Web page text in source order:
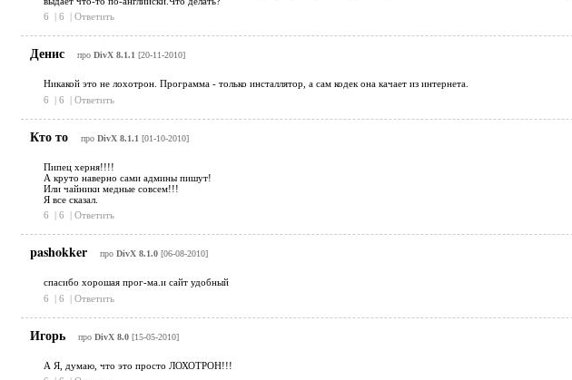
6
| 6 | Ответить
Денис про DivX 8.1.1 [20-11-2010]
Никакой это не лохотрон. Программа - только инсталлятор, а сам кодек она качает из интернета.
6
| 6 | Ответить
Кто то про DivX 8.1.1 [01-10-2010]
Пипец херня!!!!
А круто наверно сами админы пишут!
Или чайники медные совсем!!!
Я все сказал.
6
| 6 | Ответить
pashokker про DivX 8.1.0[06-08-2010]
спасибо хорошая прог-ма.и сайт удобный
6
| 6 | Ответить
Игорь про DivX 8.0[15-05-2010]
А Я, думаю, что это просто ЛОХОТРОН!!!